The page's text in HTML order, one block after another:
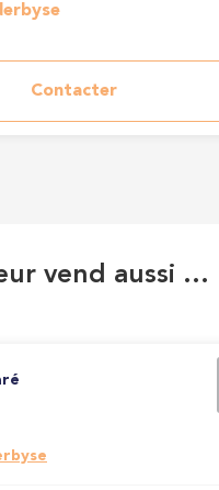
Contacter
vend aussi …